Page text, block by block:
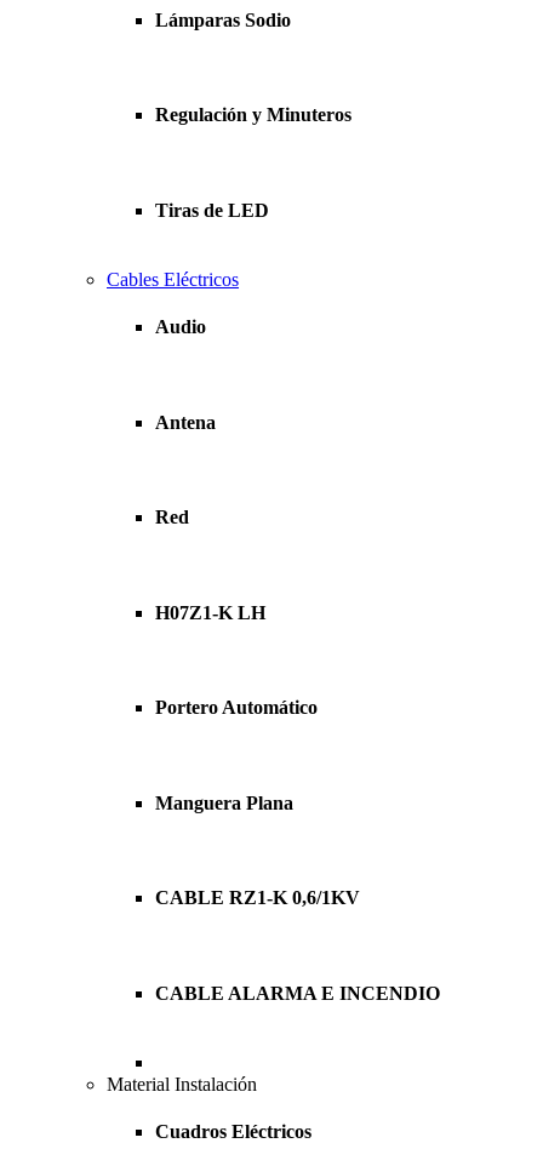
Lámparas Sodio
Regulación y Minuteros
Tiras de LED
Cables Eléctricos
Audio
Antena
Red
H07Z1-K LH
Portero Automático
Manguera Plana
CABLE RZ1-K 0,6/1KV
CABLE ALARMA E INCENDIO
Material Instalación
Cuadros Eléctricos